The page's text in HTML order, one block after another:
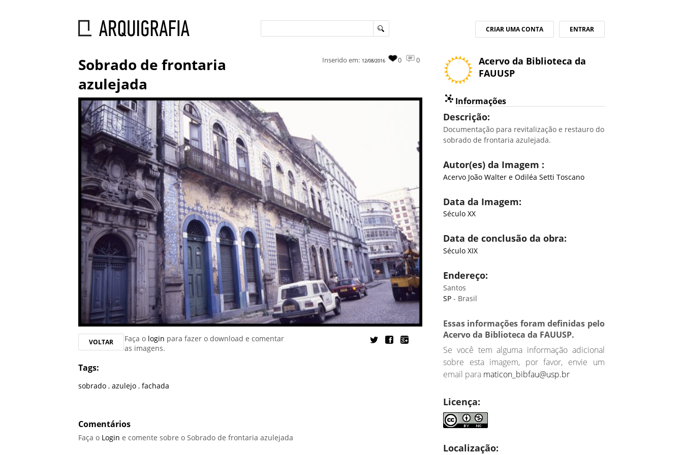
ENTRAR
CRIAR UMA CONTA
Sobrado de frontaria
azulejada
0
0
Inserido em: 12/08/2016
VOLTAR Faça o login para fazer o download e comentar
as imagens.
Tags:
sobrado,azulejo,fachada
Comentários
Faça o Login e comente sobre o Sobrado de frontaria azulejada
Acervo da Biblioteca da
FAUUSP
Informações
Descrição:
Documentação para revitalização e restauro do
sobrado de frontaria azulejada.
Autor(es) da Imagem :
Acervo João Walter e Odiléa Setti Toscano
Data da Imagem:
Século XX
Data de conclusão da obra:
Século XIX
Endereço:
Santos
SP - Brasil
Essas informações foram definidas pelo
Acervo da Biblioteca da FAUUSP.
Se você tem alguma informação adicional
sobre esta imagem, por favor, envie um
email para maticon_bibfau@usp.br
Licença:
Localização: